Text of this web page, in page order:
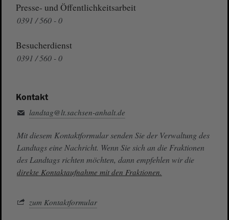
Presse- und Öffentlichkeitsarbeit
0391 / 560 - 0
Besucherdienst
0391 / 560 - 0
Kontakt
landtag@lt.sachsen-anhalt.de
Mit diesem Kontaktformular senden Sie der Verwaltung des
Landtags eine Nachricht. Wenn Sie sich an die Fraktionen
des Landtags richten möchten, dann empfehlen wir die
direkte Kontaktaufnahme mit den Fraktionen.
zum Kontaktformular